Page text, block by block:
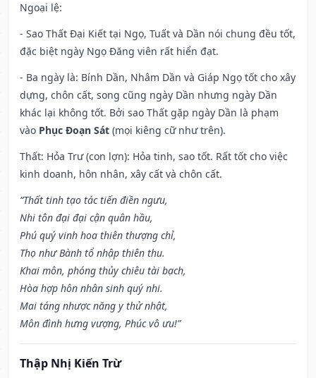
Ngoại lệ:
- Sao Thất Đại Kiết tại Ngọ, Tuất và Dần nói chung đều tốt,
đặc biệt ngày Ngọ Đăng viên rất hiển đạt.
- Ba ngày là: Bính Dần, Nhâm Dần và Giáp Ngọ tốt cho xây
dựng, chôn cất, song cũng ngày Dần nhưng ngày Dần
khác lại không tốt. Bởi sao Thất gặp ngày Dần là phạm
vào Phục Đoạn Sát (mọi kiêng cữ như trên).
Thất: Hỏa Trư (con lợn): Hỏa tinh, sao tốt. Rất tốt cho việc
kinh doanh, hôn nhân, xây cất và chôn cất.
“Thất tinh tạo tác tiến điền ngưu,
Nhi tôn đại đại cận quân hầu,
Phú quý vinh hoa thiên thượng chỉ,
Thọ như Bành tổ nhập thiên thu.
Khai môn, phóng thủy chiêu tài bạch,
Hòa hợp hôn nhân sinh quý nhi.
Mai táng nhược năng y thử nhật,
Môn đình hưng vượng, Phúc vô ưu!”
Thập Nhị Kiến Trừ